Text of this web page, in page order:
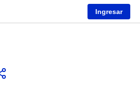
Ingresar